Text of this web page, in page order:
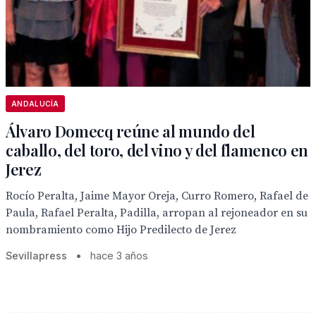
ANDALUCÍA
Álvaro Domecq reúne al mundo del
caballo, del toro, del vino y del flamenco en
Jerez
Rocío Peralta, Jaime Mayor Oreja, Curro Romero, Rafael de
Paula, Rafael Peralta, Padilla, arropan al rejoneador en su
nombramiento como Hijo Predilecto de Jerez
Sevillapress • hace 3 años